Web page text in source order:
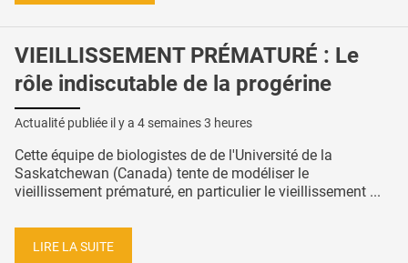
VIEILLISSEMENT PRÉMATURÉ : Le
rôle indiscutable de la progérine
Actualité publiée il y a 4 semaines 3 heures
Cette équipe de biologistes de de l'Université de la
Saskatchewan (Canada) tente de modéliser le
vieillissement prématuré, en particulier le vieillissement ...
LIRE LA SUITE